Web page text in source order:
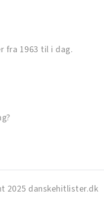
fra 1963 til i dag.
2025 danskehitlister.dk